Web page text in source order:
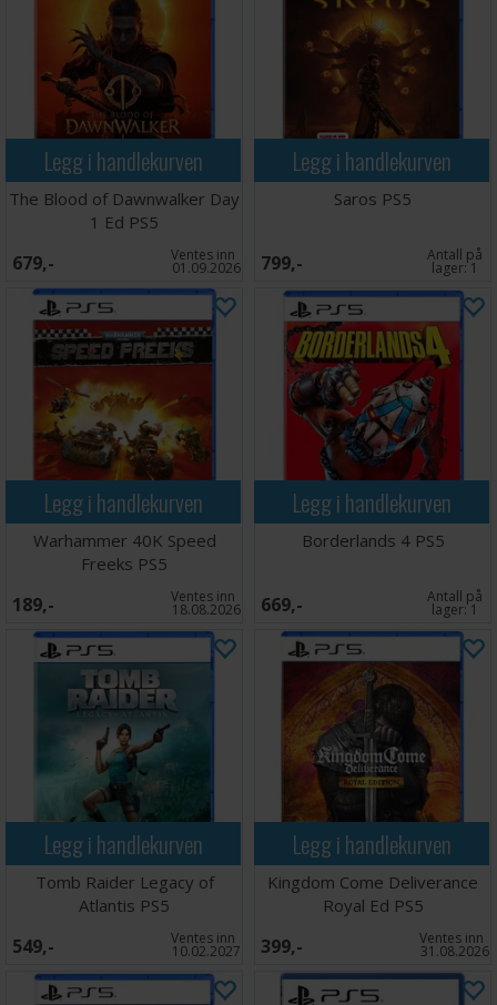
Legg i handlekurven
The Blood of Dawnwalker Day
1 Ed PS5
679,- Ventes inn
01.09.2026
Legg i handlekurven
Saros PS5
799,- Antall på
lager:1
Legg i handlekurven
Warhammer 40K Speed
Freeks PS5
189,- Ventes inn
18.08.2026
Legg i handlekurven
Borderlands 4 PS5
669,- Antall på
lager:1
Legg i handlekurven
Tomb Raider Legacy of
Atlantis PS5
549,- Ventes inn
10.02.2027
Legg i handlekurven
Kingdom Come Deliverance
Royal Ed PS5
399,- Ventes inn
31.08.2026